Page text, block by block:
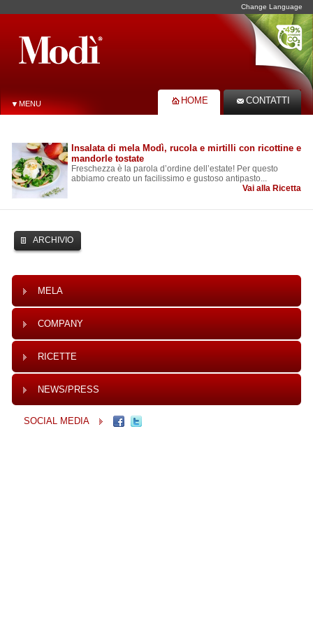
Change Language
MENU CONTATTI
HOME
Insalata di mela Modì, rucola e mirtilli con ricottine e
mandorle tostate
Freschezza è la parola d’ordine dell’estate! Per questo
abbiamo creato un facilissimo e gustoso antipasto...
Vai alla Ricetta
ARCHIVIO
MELA
COMPANY
RICETTE
NEWS/PRESS
SOCIAL MEDIA